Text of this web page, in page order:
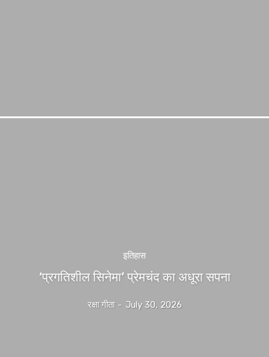
इतिहास
‘प्रगतिशील सिनेमा’ प्रेमचंद का अधूरा सपना
रक्षा गीता - July 30, 2026